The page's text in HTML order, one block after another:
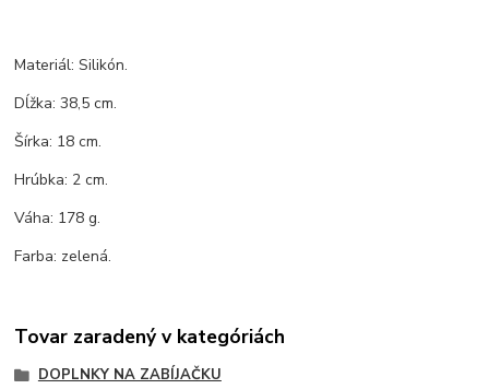
Materiál: Silikón.
Dĺžka: 38,5 cm.
Šírka: 18 cm.
Hrúbka: 2 cm.
Váha: 178 g.
Farba: zelená.
Tovar zaradený v kategóriách
DOPLNKY NA ZABÍJAČKU